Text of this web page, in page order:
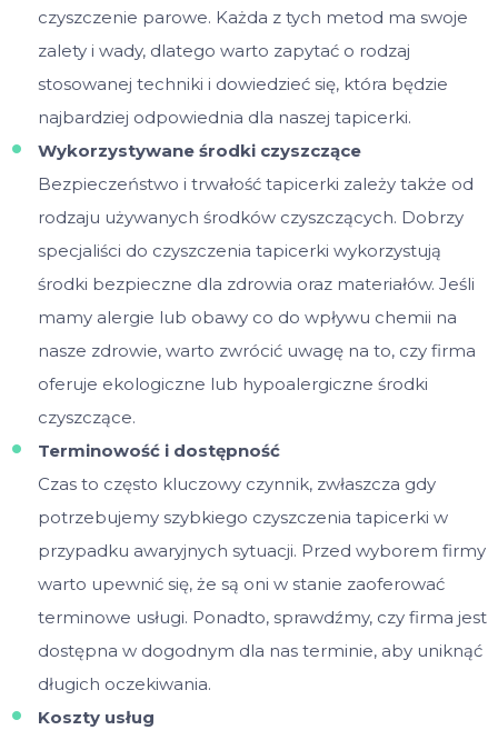
czyszczenie parowe. Każda z tych metod ma swoje
zalety i wady, dlatego warto zapytać o rodzaj
stosowanej techniki i dowiedzieć się, która będzie
najbardziej odpowiednia dla naszej tapicerki.
Wykorzystywane środki czyszczące
Bezpieczeństwo i trwałość tapicerki zależy także od
rodzaju używanych środków czyszczących. Dobrzy
specjaliści do czyszczenia tapicerki wykorzystują
środki bezpieczne dla zdrowia oraz materiałów. Jeśli
mamy alergie lub obawy co do wpływu chemii na
nasze zdrowie, warto zwrócić uwagę na to, czy firma
oferuje ekologiczne lub hypoalergiczne środki
czyszczące.
Terminowość i dostępność
Czas to często kluczowy czynnik, zwłaszcza gdy
potrzebujemy szybkiego czyszczenia tapicerki w
przypadku awaryjnych sytuacji. Przed wyborem firmy
warto upewnić się, że są oni w stanie zaoferować
terminowe usługi. Ponadto, sprawdźmy, czy firma jest
dostępna w dogodnym dla nas terminie, aby uniknąć
długich oczekiwania.
Koszty usług